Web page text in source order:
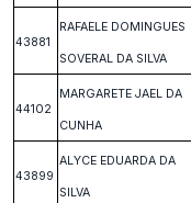
43881
RAFAELE DOMINGUES
SOVERAL DA SILVA
44102
MARGARETE JAEL DA
CUNHA
43899
ALYCE EDUARDA DA
SILVA